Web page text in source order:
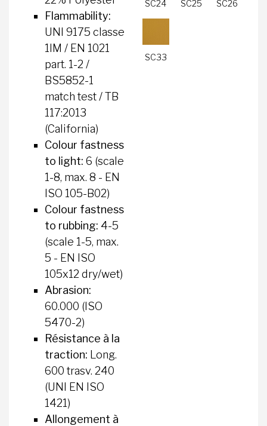
Flammability:
UNI 9175 classe
1IM / EN 1021
part. 1-2 /
BS5852-1
match test / TB
117:2013
(California)
Colour fastness
to light: 6 (scale
1-8, max. 8 - EN
ISO 105-B02)
Colour fastness
to rubbing: 4-5
(scale 1-5, max.
5 - EN ISO
105x12 dry/wet)
Abrasion:
60.000 (ISO
5470-2)
Résistance à la
traction: Long.
600 trasv. 240
(UNI EN ISO
1421)
Allongement à
SC24 SC25 SC26
SC33